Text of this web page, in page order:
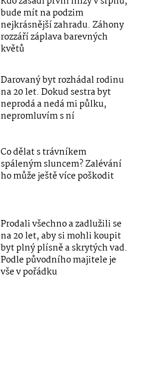
bude mít na podzim
nejkrásnější zahradu. Záhony
rozzáří záplava barevných
květů
Darovaný byt rozhádal rodinu
na 20 let. Dokud sestra byt
neprodá a nedá mi půlku,
nepromluvím s ní
Co dělat s trávníkem
spáleným sluncem? Zalévání
ho může ještě více poškodit
Prodali všechno a zadlužili se
na 20 let, aby si mohli koupit
byt plný plísně a skrytých vad.
Podle původního majitele je
vše v pořádku